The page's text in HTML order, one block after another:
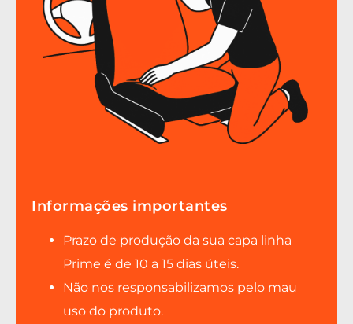
Informações importantes
Prazo de produção da sua capa linha
Prime é de 10 a 15 dias úteis.
Não nos responsabilizamos pelo mau
uso do produto.